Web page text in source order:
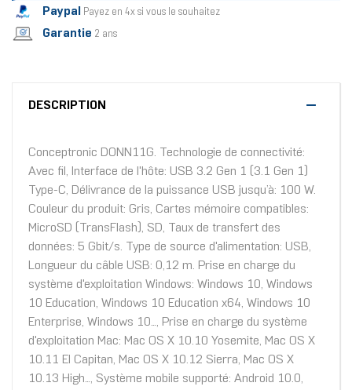
Paypal Payez en 4x si vous le souhaitez
Garantie 2 ans
DESCRIPTION
Conceptronic DONN11G. Technologie de connectivité:
Avec fil, Interface de l'hôte: USB 3.2 Gen 1 (3.1 Gen 1)
Type-C, Délivrance de la puissance USB jusqu’à: 100 W.
Couleur du produit: Gris, Cartes mémoire compatibles:
MicroSD (TransFlash), SD, Taux de transfert des
données: 5 Gbit/s. Type de source d'alimentation: USB,
Longueur du câble USB: 0,12 m. Prise en charge du
système d'exploitation Windows: Windows 10, Windows
10 Education, Windows 10 Education x64, Windows 10
Enterprise, Windows 10..., Prise en charge du système
d'exploitation Mac: Mac OS X 10.10 Yosemite, Mac OS X
10.11 El Capitan, Mac OS X 10.12 Sierra, Mac OS X
10.13 High..., Système mobile supporté: Android 10.0,